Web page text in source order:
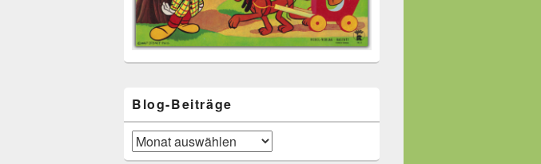
Blog-Beiträge
Blog-
Beiträge